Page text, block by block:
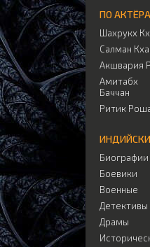
ПО
Шахрукх
Салман
Акшвария
Амитабх
Баччан
Ритик
Биографии
Боевики
Военные
Детективы
Драмы